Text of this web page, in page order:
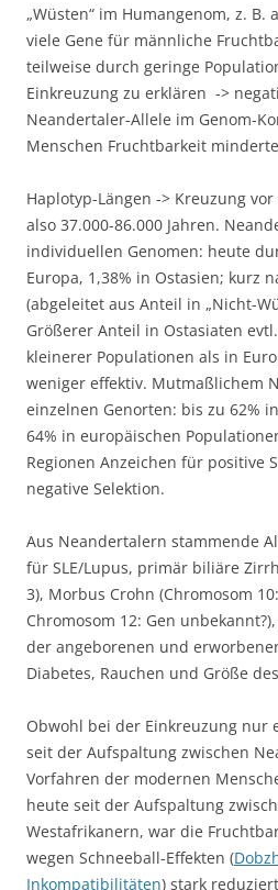
„Wüsten“ im Humangenom, z. B.
viele Gene für männliche
teilweise durch geringe
Einkreuzung zu erklären ->
Neandertaler-Allele im Genom-
Menschen Fruchtbarkeit
Haplotyp-Längen -> Kreuzung
also 37.000-86.000 Jahren.
individuellen Genomen: heute
Europa, 1,38% in Ostasien; kurz
(abgeleitet aus Anteil in „Nicht-
Größerer Anteil in Ostasiaten
kleinerer Populationen als in
weniger effektiv. Mutmaßlichem
einzelnen Genorten: bis zu 62%
64% in europäischen
Regionen Anzeichen für positive
negative Selektion.
Aus Neandertalern stammende
für SLE/Lupus, primär biliäre
3), Morbus Crohn (Chromosom
Chromosom 12: Gen
der angeborenen und
Diabetes, Rauchen und Größe
Obwohl bei der Einkreuzung nur
seit der Aufspaltung zwischen
Vorfahren der modernen
heute seit der Aufspaltung
Westafrikanern, war die
wegen Schneeball-Effekten (
Inkompatibilitäten) stark